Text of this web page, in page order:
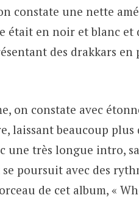
constate une nette
était en noir et blanc et
des drakkars
on constate avec
laissant beaucoup plus
une très longue intro,
poursuit avec des
de cet album, «